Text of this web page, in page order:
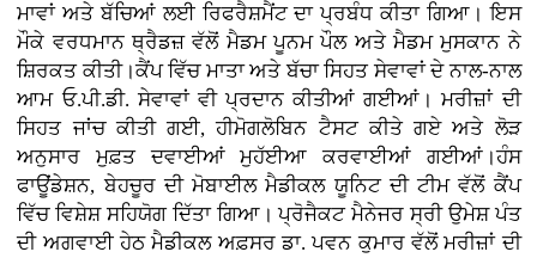
ਮਾਵਾਂ ਅਤੇ ਬੱਚਿਆਂ ਲਈ ਰਿਫਰੈਸ਼ਮੈਂਟ ਦਾ ਪ੍ਰਬੰਧ ਕੀਤਾ ਗਿਆ। ਇਸ
ਮੌਕੇ ਵਰਧਮਾਨ ਥ੍ਰੈਡਜ਼ ਵੱਲੋਂ ਮੈਡਮ ਪੂਨਮ ਪੌਲ ਅਤੇ ਮੈਡਮ ਮੁਸਕਾਨ ਨੇ
ਸ਼ਿਰਕਤ ਕੀਤੀ।ਕੈਂਪ ਵਿੱਚ ਮਾਤਾ ਅਤੇ ਬੱਚਾ ਸਿਹਤ ਸੇਵਾਵਾਂ ਦੇ ਨਾਲ-ਨਾਲ
ਆਮ ਓ.ਪੀ.ਡੀ. ਸੇਵਾਵਾਂ ਵੀ ਪ੍ਰਦਾਨ ਕੀਤੀਆਂ ਗਈਆਂ। ਮਰੀਜ਼ਾਂ ਦੀ
ਸਿਹਤ ਜਾਂਚ ਕੀਤੀ ਗਈ, ਹੀਮੋਗਲੋਬਿਨ ਟੈਸਟ ਕੀਤੇ ਗਏ ਅਤੇ ਲੋੜ
ਅਨੁਸਾਰ ਮੁਫ਼ਤ ਦਵਾਈਆਂ ਮੁਹੱਈਆ ਕਰਵਾਈਆਂ ਗਈਆਂ।ਹੰਸ
ਫਾਊਂਡੇਸ਼ਨ, ਬੇਹਚੂਰ ਦੀ ਮੋਬਾਈਲ ਮੈਡੀਕਲ ਯੂਨਿਟ ਦੀ ਟੀਮ ਵੱਲੋਂ ਕੈਂਪ
ਵਿੱਚ ਵਿਸ਼ੇਸ਼ ਸਹਿਯੋਗ ਦਿੱਤਾ ਗਿਆ। ਪ੍ਰੋਜੈਕਟ ਮੈਨੇਜਰ ਸ੍ਰੀ ਉਮੇਸ਼ ਪੰਤ
ਦੀ ਅਗਵਾਈ ਹੇਠ ਮੈਡੀਕਲ ਅਫ਼ਸਰ ਡਾ. ਪਵਨ ਕੁਮਾਰ ਵੱਲੋਂ ਮਰੀਜ਼ਾਂ ਦੀ